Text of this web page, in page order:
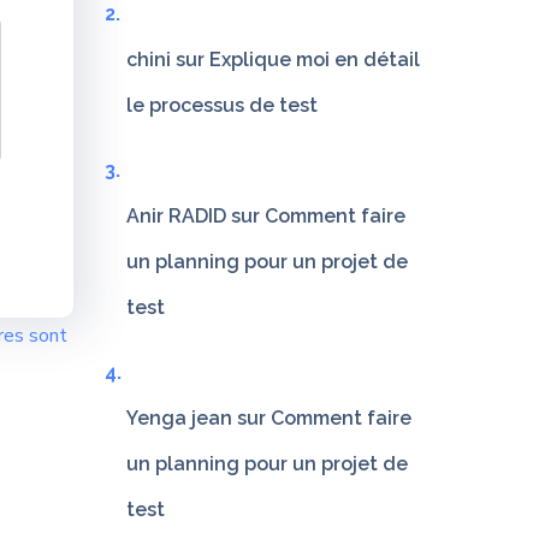
sont
chini sur Explique moi en détail
le processus de test
Anir RADID sur Comment faire
un planning pour un projet de
test
Yenga jean sur Comment faire
un planning pour un projet de
test